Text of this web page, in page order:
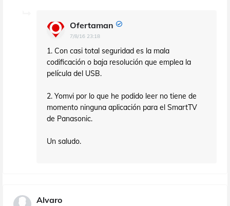
Ofertaman
7/8/16 23:18
1. Con casi total seguridad es la mala
codificación o baja resolución que emplea la
película del USB.
2. Yomvi por lo que he podido leer no tiene de
momento ninguna aplicación para el SmartTV
de Panasonic.
Un saludo.
Alvaro